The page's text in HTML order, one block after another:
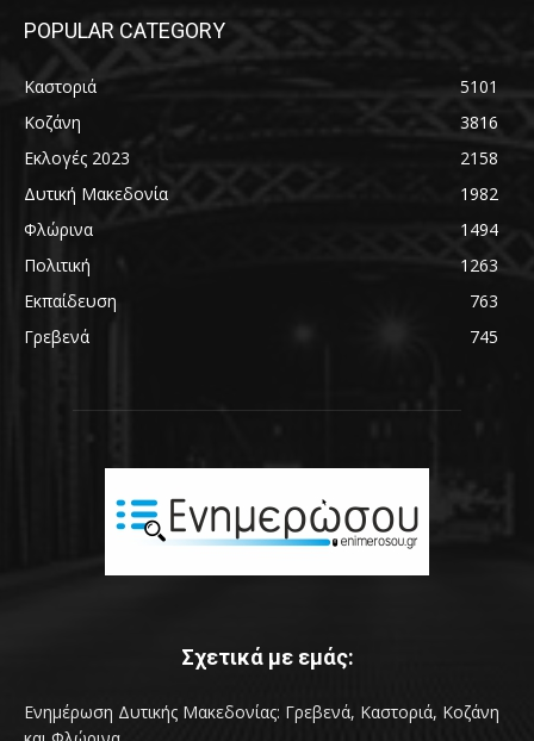
POPULAR CATEGORY
Καστοριά
5101
Κοζάνη
3816
Εκλογές 2023
2158
Δυτική Μακεδονία
1982
Φλώρινα
1494
Πολιτική
1263
Εκπαίδευση
763
Γρεβενά
745
Σχετικά με εμάς:
Ενημέρωση Δυτικής Μακεδονίας: Γρεβενά, Καστοριά, Κοζάνη